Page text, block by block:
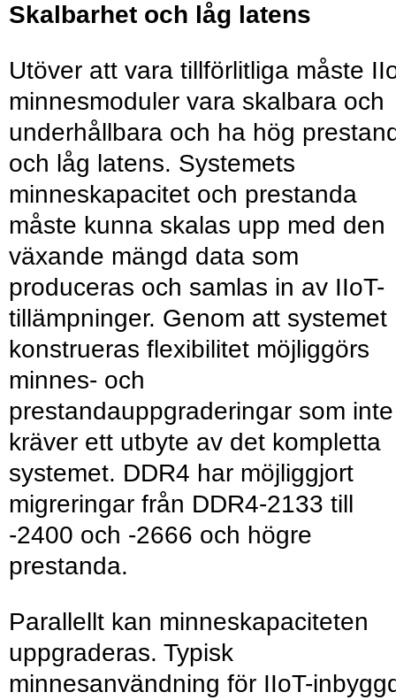
Skalbarhet och låg latens
Utöver att vara tillförlitliga måste
minnesmoduler vara skalbara och
underhållbara och ha hög
och låg latens. Systemets
minneskapacitet och prestanda
måste kunna skalas upp med den
växande mängd data som
produceras och samlas in av IIoT-
tillämpninger. Genom att systemet
konstrueras flexibilitet möjliggörs
minnes- och
prestandauppgraderingar som inte
kräver ett utbyte av det kompletta
systemet. DDR4 har möjliggjort
migreringar från DDR4-2133 till
-2400 och -2666 och högre
prestanda.
Parallellt kan minneskapaciteten
uppgraderas. Typisk
minnesanvändning för IIoT-